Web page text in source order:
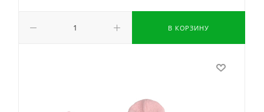
В КОРЗИНУ